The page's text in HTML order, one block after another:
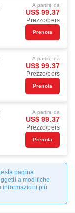
A partire da
US$ 99.37
Prezzo/pers
Prenota
A partire da
US$ 99.37
Prezzo/pers
Prenota
A partire da
US$ 99.37
Prezzo/pers
Prenota
pagina
a modifiche
informazioni più